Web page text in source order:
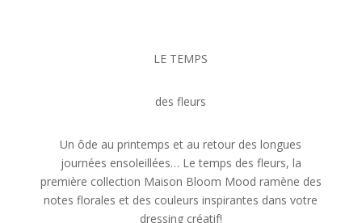
LE TEMPS
des fleurs
Un ôde au printemps et au retour des longues
journées ensoleillées… Le temps des fleurs, la
première collection Maison Bloom Mood ramène des
notes florales et des couleurs inspirantes dans votre
dressing créatif!